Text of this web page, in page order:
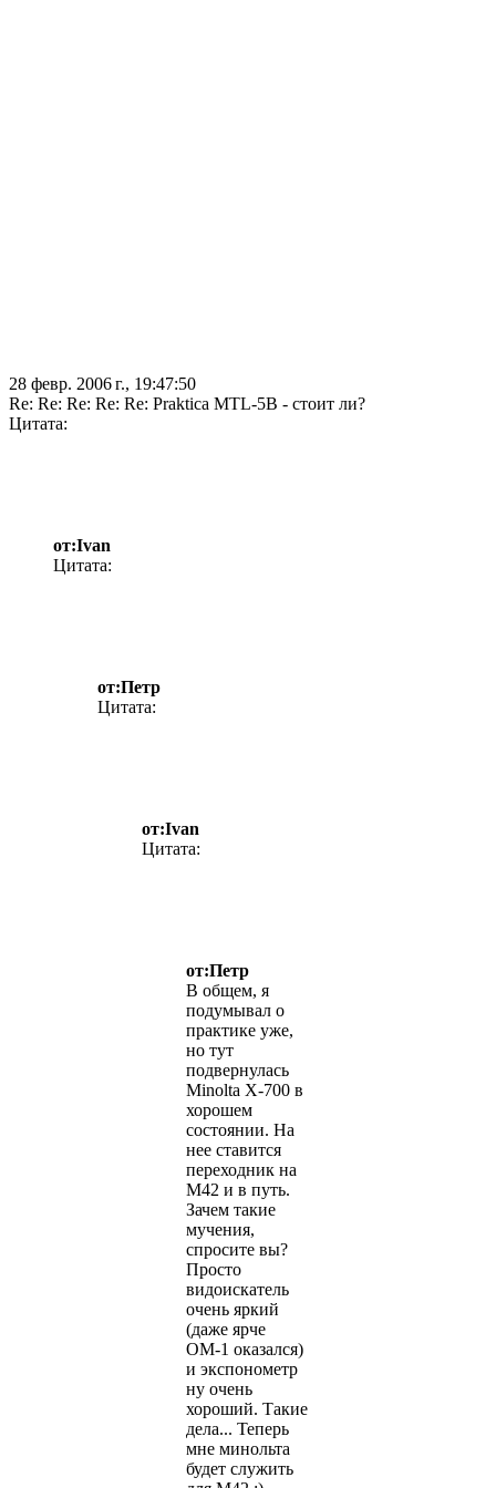
28 февр. 2006 г., 19:47:50
Re: Re: Re: Re: Re: Praktica MTL-5B - стоит ли?
Цитата:
от:Ivan
Цитата:
от:Петр
Цитата:
от:Ivan
Цитата:
от:Петр
В общем, я
подумывал о
практике уже,
но тут
подвернулась
Minolta X-700 в
хорошем
состоянии. На
нее ставится
переходник на
М42 и в путь.
Зачем такие
мучения,
спросите вы?
Просто
видоискатель
очень яркий
(даже ярче
ОМ-1 оказался)
и экспонометр
ну очень
хороший. Такие
дела... Теперь
мне минольта
будет служить